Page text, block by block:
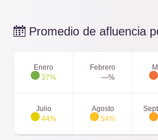
Promedio de afluencia
Enero
37%
Febrero
—%
Julio
44%
Agosto
54%